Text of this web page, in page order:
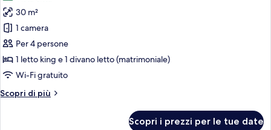
per
Camera,
1
letto
king
divano
30 m²
1 camera
Per 4 persone
1 letto king e 1 divano letto (matrimoniale)
Wi-Fi gratuito
Scopri di più
Altri
Scopri i prezzi per le tue date